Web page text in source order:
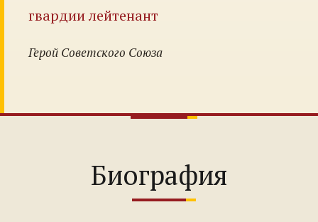
гвардии лейтенант
Герой Советского Союза
Биография